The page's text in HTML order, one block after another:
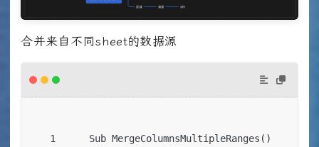
合并来自不同sheet的数据源
Sub MergeColumnsMultipleRanges()